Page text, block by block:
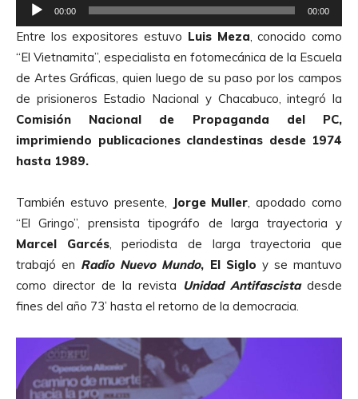
e
p
o
d
u
c
t
d
e
A
u
d
i
00:00 00:00
Entre los expositores estuvo Luis Meza , conocido como
“El Vietnamita”, especialista en fotomecánica de la Escuela
de Artes Gráficas, quien luego de su paso por los campos
de prisioneros Estadio Nacional y Chacabuco, integró la
Comisión Nacional de Propaganda del PC,
imprimiendo publicaciones clandestinas desde 1974
hasta 1989.
También estuvo presente, Jorge Muller , apodado como
“El Gringo”, prensista tipográfo de larga trayectoria y
Marcel Garcés, periodista de larga trayectoria que
trabajó en Radio Nuevo Mundo, El Siglo y se mantuvo
como director de la revista Unidad Antifascistadesde
fines del año 73’ hasta el retorno de la democracia.